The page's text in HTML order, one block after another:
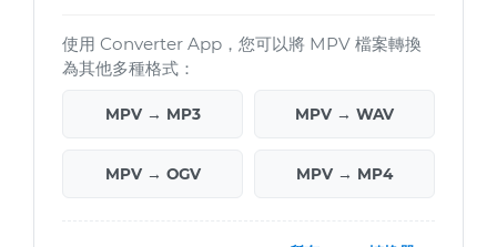
使用 Converter App，您可以將 MPV 檔案轉換
為其他多種格式：
MPV → MP3 MPV → WAV
MPV → OGV MPV → MP4